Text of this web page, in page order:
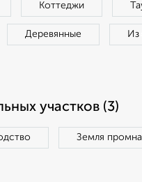
Коттеджи
Деревянные Из
участков (3)
Земля